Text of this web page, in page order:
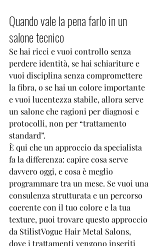
Quando vale la pena farlo in un
salone tecnico
Se hai ricci e vuoi controllo senza
perdere identità, se hai schiariture e
vuoi disciplina senza compromettere
la fibra, o se hai un colore importante
e vuoi lucentezza stabile, allora serve
un salone che ragioni per diagnosi e
protocolli, non per “trattamento
standard”.
È qui che un approccio da specialista
fa la differenza: capire cosa serve
davvero oggi, e cosa è meglio
programmare tra un mese. Se vuoi una
consulenza strutturata e un percorso
coerente con il tuo colore e la tua
texture, puoi trovare questo approccio
da StilistVogue Hair Metal Salons,
dove i trattamenti vengono inseriti